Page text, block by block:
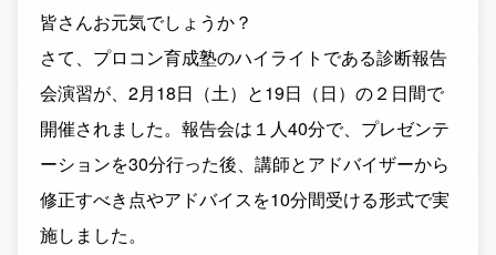
皆さんお元気でしょうか？
さて、プロコン育成塾のハイライトである診断報告
会演習が、2月18日（土）と19日（日）の２日間で
開催されました。報告会は１人40分で、プレゼンテ
ーションを30分行った後、講師とアドバイザーから
修正すべき点やアドバイスを10分間受ける形式で実
施しました。